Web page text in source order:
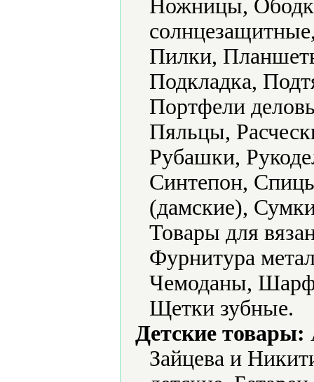
Ножницы,
Пилки,
Подкладка,
Портфели
Пяльцы,
Рубашки,
Синтепон,
(дамские),
Товары для
Фурнитура
Чемоданы,
Щетки зубные.
Детские товары:
Зайцева и